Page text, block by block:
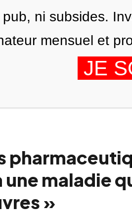
NOUS
maladie
»
pub, ni subsides.
mensuel et
JE